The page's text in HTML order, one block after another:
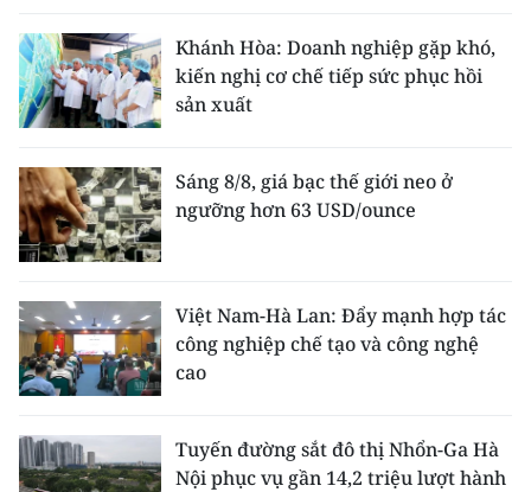
Khánh Hòa: Doanh nghiệp gặp khó,
kiến nghị cơ chế tiếp sức phục hồi
sản xuất
Sáng 8/8, giá bạc thế giới neo ở
ngưỡng hơn 63 USD/ounce
Việt Nam-Hà Lan: Đẩy mạnh hợp tác
công nghiệp chế tạo và công nghệ
cao
Tuyến đường sắt đô thị Nhổn-Ga Hà
Nội phục vụ gần 14,2 triệu lượt hành